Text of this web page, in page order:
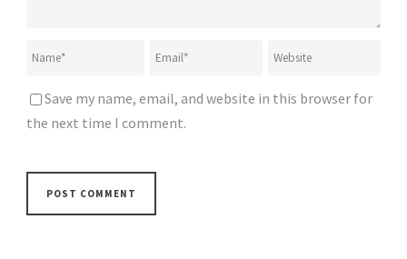
Save my name, email, and website in this browser for
the next time I comment.